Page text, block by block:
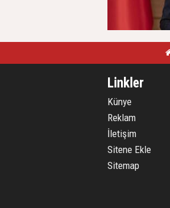
Linkler
Künye
Reklam
İletişim
Sitene Ekle
Sitemap